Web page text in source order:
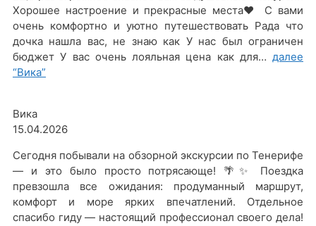
Хорошее настроение и прекрасные места❤️ С вами
очень комфортно и уютно путешествовать Рада что
дочка нашла вас, не знаю как У нас был ограничен
бюджет У вас очень лояльная цена как для… далее
“Вика”
Вика
15.04.2026
Сегодня побывали на обзорной экскурсии по Тенерифе
— и это было просто потрясающе! 🌴✨ Поездка
превзошла все ожидания: продуманный маршрут,
комфорт и море ярких впечатлений. Отдельное
спасибо гиду — настоящий профессионал своего дела!